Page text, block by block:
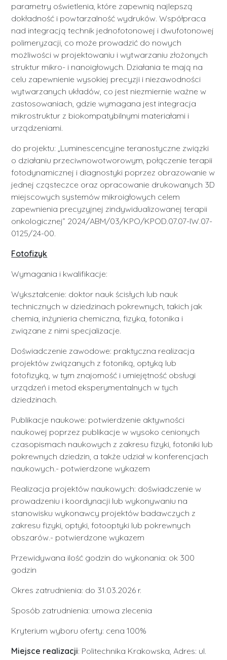
parametry oświetlenia, które zapewnią najlepszą
dokładność i powtarzalność wydruków. Współpraca
nad integracją technik jednofotonowej i dwufotonowej
polimeryzacji, co może prowadzić do nowych
możliwości w projektowaniu i wytwarzaniu złożonych
struktur mikro- i nanoigłowych. Działania te mają na
celu zapewnienie wysokiej precyzji i niezawodności
wytwarzanych układów, co jest niezmiernie ważne w
zastosowaniach, gdzie wymagana jest integracja
mikrostruktur z biokompatybilnymi materiałami i
urządzeniami.
do projektu: „Luminescencyjne teranostyczne związki
o działaniu przeciwnowotworowym, połączenie terapii
fotodynamicznej i diagnostyki poprzez obrazowanie w
jednej cząsteczce oraz opracowanie drukowanych 3D
miejscowych systemów mikroigłowych celem
zapewnienia precyzyjnej zindywidualizowanej terapii
onkologicznej” 2024/ABM/03/KPO/KPOD.07.07-IW.07-
0125/24-00.
Fotofizyk
Wymagania i kwalifikacje:
Wykształcenie: doktor nauk ścisłych lub nauk
technicznych w dziedzinach pokrewnych, takich jak
chemia, inżynieria chemiczna, fizyka, fotonika i
związane z nimi specjalizacje.
Doświadczenie zawodowe: praktyczna realizacja
projektów związanych z fotoniką, optyką lub
fotofizyką, w tym znajomość i umiejętność obsługi
urządzeń i metod eksperymentalnych w tych
dziedzinach.
Publikacje naukowe: potwierdzenie aktywności
naukowej poprzez publikacje w wysoko cenionych
czasopismach naukowych z zakresu fizyki, fotoniki lub
pokrewnych dziedzin, a także udział w konferencjach
naukowych.- potwierdzone wykazem
Realizacja projektów naukowych: doświadczenie w
prowadzeniu i koordynacji lub wykonywaniu na
stanowisku wykonawcy projektów badawczych z
zakresu fizyki, optyki, fotooptyki lub pokrewnych
obszarów.- potwierdzone wykazem
Przewidywana ilość godzin do wykonania: ok 300
godzin
Okres zatrudnienia: do 31.03.2026 r.
Sposób zatrudnienia: umowa zlecenia
Kryterium wyboru oferty: cena 100%
Miejsce realizacji: Politechnika Krakowska, Adres: ul.